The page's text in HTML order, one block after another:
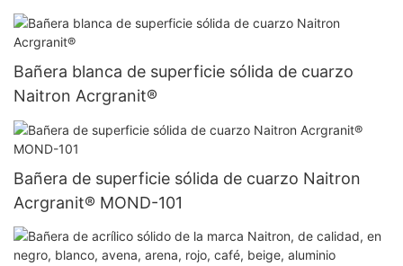
Bañera blanca de superficie sólida de cuarzo
Naitron Acrgranit®
Bañera de superficie sólida de cuarzo Naitron
Acrgranit® MOND-101